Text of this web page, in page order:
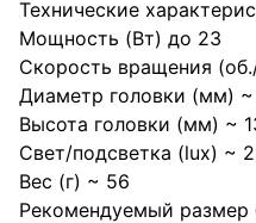
Технические
Мощность (Вт) до 23
Скорость вращения
Диаметр головки (мм) ~
Высота головки (мм) ~
Свет/подсветка (lux) ~
Вес (г) ~ 56
Рекомендуемый размер